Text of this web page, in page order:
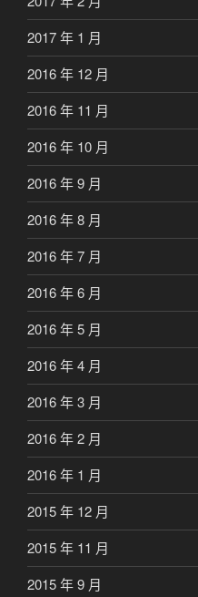
2017 年 1 月
2016 年 12 月
2016 年 11 月
2016 年 10 月
2016 年 9 月
2016 年 8 月
2016 年 7 月
2016 年 6 月
2016 年 5 月
2016 年 4 月
2016 年 3 月
2016 年 2 月
2016 年 1 月
2015 年 12 月
2015 年 11 月
2015 年 9 月